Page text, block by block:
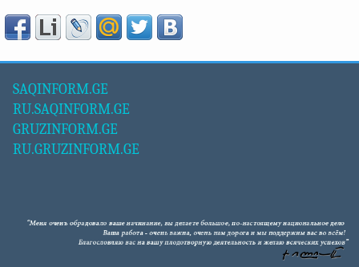
SAQINFORM.GE
RU.SAQINFORM.GE
GRUZINFORM.GE
RU.GRUZINFORM.GE